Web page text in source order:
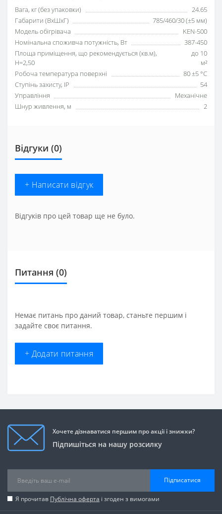
Вага, кг (без упаковки)
24.65
Габарити (ВхШхГ)
785/460/30 (±5 мм)
Модель обігрівача
KEN-500
Номінальна споживча потужність, Вт
387-450
Площа приміщення, що рекомендується (кв.м),
H=2,50
до 10
м²
Робоча температура поверхні
80 ±5 °С
Ступінь захисту, IP
54
Управління
Механічне
Шнур живлення, м
2
Відгуки (0)
+ Написати відгук
Відгуків про цей товар ще не було.
Питання (0)
Немає питань про даний товар, станьте першим і
задайте своє питання.
+ Додати питання
Хочете дізнаватися першим про акції і знижки?
Підпишіться на нашу розсилку
Підписатися
Я прочитав Публічна оферта і згоден з вимогами